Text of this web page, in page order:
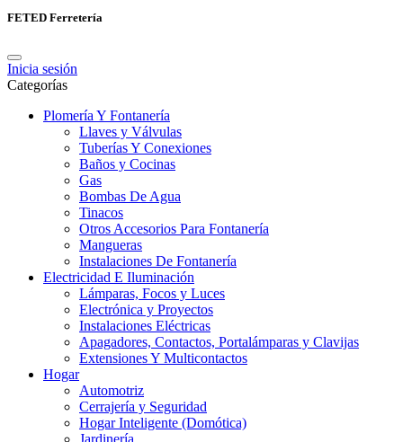
FETED Ferretería
Inicia sesión
Categorías
Plomería Y Fontanería
Llaves y Válvulas
Tuberías Y Conexiones
Baños y Cocinas
Gas
Bombas De Agua
Tinacos
Otros Accesorios Para Fontanería
Mangueras
Instalaciones De Fontanería
Electricidad E Iluminación
Lámparas, Focos y Luces
Electrónica y Proyectos
Instalaciones Eléctricas
Apagadores, Contactos, Portalámparas y Clavijas
Extensiones Y Multicontactos
Hogar
Automotriz
Cerrajería y Seguridad
Hogar Inteligente (Domótica)
Jardinería